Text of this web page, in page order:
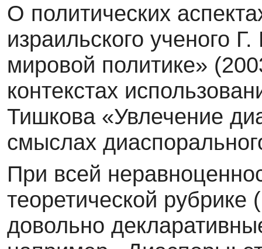
О политических
израильского уче­ного
мировой политике»
контекстах
Тишкова «Увлечение
смыслах
При всей
теоретической
довольно